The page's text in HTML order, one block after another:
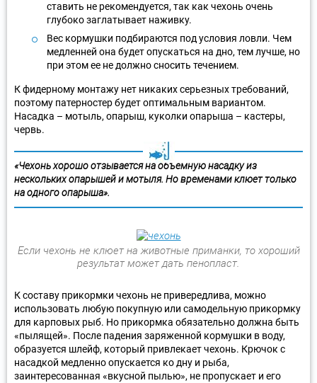
ставить не рекомендуется, так как чехонь очень
глубоко заглатывает наживку.
Вес кормушки подбираются под условия ловли. Чем
медленней она будет опускаться на дно, тем лучше, но
при этом ее не должно сносить течением.
К фидерному монтажу нет никаких серьезных требований,
поэтому патерностер будет оптимальным вариантом.
Насадка – мотыль, опарыш, куколки опарыша – кастеры,
червь.
«Чехонь хорошо отзывается на объемную насадку из
нескольких опарышей и мотыля. Но временами клюет только
на одного опарыша».
Если чехонь не клюет на животные приманки, то хороший
результат может дать пенопласт.
К составу прикормки чехонь не привередлива, можно
использовать любую покупную или самодельную прикормку
для карповых рыб. Но прикормка обязательно должна быть
«пылящей». После падения заряженной кормушки в воду,
образуется шлейф, который привлекает чехонь. Крючок с
насадкой медленно опускается ко дну и рыба,
заинтересованная «вкусной пылью», не пропускает и его